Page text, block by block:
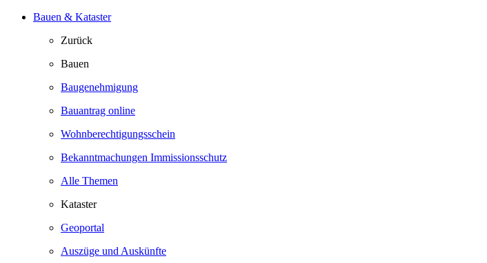
Bauen & Kataster
Zurück
Bauen
Baugenehmigung
Bauantrag online
Wohnberechtigungsschein
Bekanntmachungen Immissionsschutz
Alle Themen
Kataster
Geoportal
Auszüge und Auskünfte